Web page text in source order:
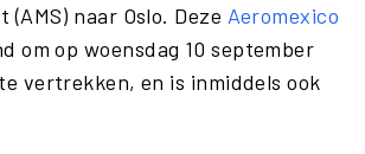
naar Oslo. Deze Aeromexico
om op woensdag 10 september
vertrekken, en is inmiddels ook